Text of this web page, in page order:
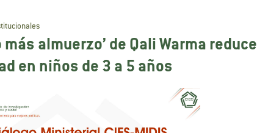
almuerzo’ de Qali Warma reduce
en niños de 3 a 5 años